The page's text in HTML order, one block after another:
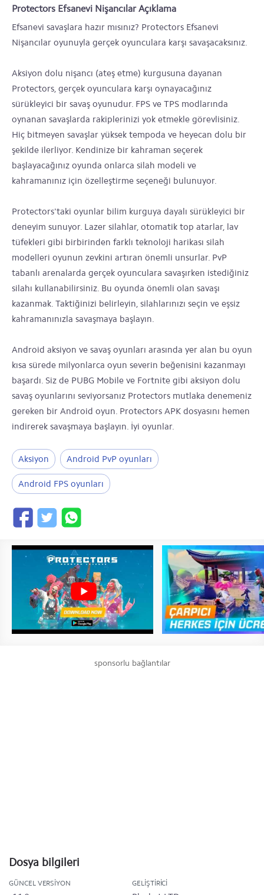
Protectors Efsanevi Nişancılar Açıklama
Efsanevi savaşlara hazır mısınız? Protectors Efsanevi
Nişancılar oyunuyla gerçek oyunculara karşı savaşacaksınız.
Aksiyon dolu nişancı (ateş etme) kurgusuna dayanan
Protectors, gerçek oyunculara karşı oynayacağınız
sürükleyici bir savaş oyunudur. FPS ve TPS modlarında
oynanan savaşlarda rakiplerinizi yok etmekle görevlisiniz.
Hiç bitmeyen savaşlar yüksek tempoda ve heyecan dolu bir
şekilde ilerliyor. Kendinize bir kahraman seçerek
başlayacağınız oyunda onlarca silah modeli ve
kahramanınız için özelleştirme seçeneği bulunuyor.
Protectors'taki oyunlar bilim kurguya dayalı sürükleyici bir
deneyim sunuyor. Lazer silahlar, otomatik top atarlar, lav
tüfekleri gibi birbirinden farklı teknoloji harikası silah
modelleri oyunun zevkini artıran önemli unsurlar. PvP
tabanlı arenalarda gerçek oyunculara savaşırken istediğiniz
silahı kullanabilirsiniz. Bu oyunda önemli olan savaşı
kazanmak. Taktiğinizi belirleyin, silahlarınızı seçin ve eşsiz
kahramanınızla savaşmaya başlayın.
Android aksiyon ve savaş oyunları arasında yer alan bu oyun
kısa sürede milyonlarca oyun severin beğenisini kazanmayı
başardı. Siz de PUBG Mobile ve Fortnite gibi aksiyon dolu
savaş oyunlarını seviyorsanız Protectors mutlaka denemeniz
gereken bir Android oyun. Protectors APK dosyasını hemen
indirerek savaşmaya başlayın. İyi oyunlar.
Aksiyon Android PvP oyunları
Android FPS oyunları
sponsorlu bağlantılar
Dosya bilgileri
GÜNCEL VERSIYON GELIŞTIRICI